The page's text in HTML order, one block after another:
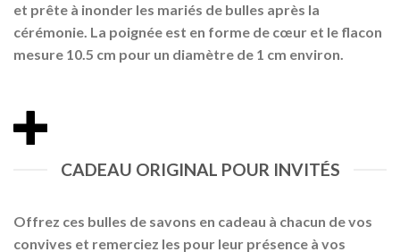
et prête à inonder les mariés de bulles après la
cérémonie. La poignée est en forme de cœur et le flacon
mesure 10.5 cm pour un diamètre de 1 cm environ.
CADEAU ORIGINAL POUR INVITÉS
Offrez ces bulles de savons en cadeau à chacun de vos
convives et remerciez les pour leur présence à vos